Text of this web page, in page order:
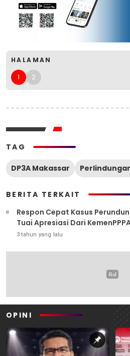
HALAMAN
1 2
TAG
DP3A Makassar
BERITA TERKAIT
Respon Cepat Kasus
Tuai Apresiasi Dari
3 tahun yang lalu
OPINI